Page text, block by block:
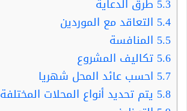
5.3 طرق الدعاية
5.4 التعاقد مع الموردين
5.5 المنافسة
5.6 تكاليف المشروع
5.7 احسب عائد المحل شهريا
5.8 يتم تحديد أنواع المحلات المختلفة